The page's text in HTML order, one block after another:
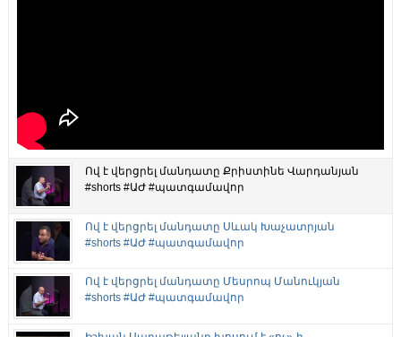
Ով է վերցրել մանդատը Քրիստինե Վարդանյան
#shorts #ԱԺ #պատգամավոր
Ով է վերցրել մանդատը Սևակ Խաչատրյան
#shorts #ԱԺ #պատգամավոր
Ով է վերցրել մանդատը Մեսրոպ Մանուկյան
#shorts #ԱԺ #պատգամավոր